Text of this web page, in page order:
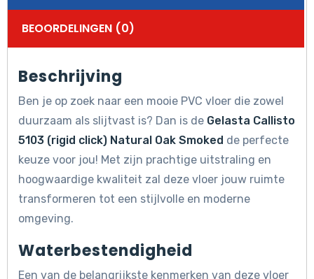
BEOORDELINGEN (0)
Beschrijving
Ben je op zoek naar een mooie PVC vloer die zowel
duurzaam als slijtvast is? Dan is de Gelasta Callisto
5103 (rigid click) Natural Oak Smoked de perfecte
keuze voor jou! Met zijn prachtige uitstraling en
hoogwaardige kwaliteit zal deze vloer jouw ruimte
transformeren tot een stijlvolle en moderne
omgeving.
Waterbestendigheid
Een van de belangrijkste kenmerken van deze vloer